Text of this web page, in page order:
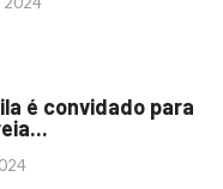
é convidado para